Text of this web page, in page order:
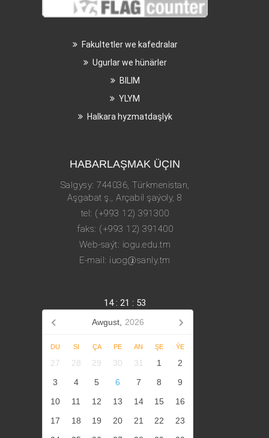
Fakultetler we kafedralar
Ugurlar we hünärler
BILIM
YLYM
Halkara hyzmatdaşlyk
HABARLAŞMAK ÜÇIN
Salgysy: 744036, Türkmenistan,
Aşgabat ş., Arçabil şaýoly, 8
tel: (+993 12) 391300
faks: (+993 12) 391400
Web-saýt: iogu.edu.tm
E-mail: iuog@sanly.tm
14: 21 : 54
Awgust, 2026
DU SI ÇA PE AN ŞE ÝE
27 28 29 30 31 1
2
3
4 5 6 7 8
9
10
11 12 13 14 15
16
17
18 19 20 21 22
23